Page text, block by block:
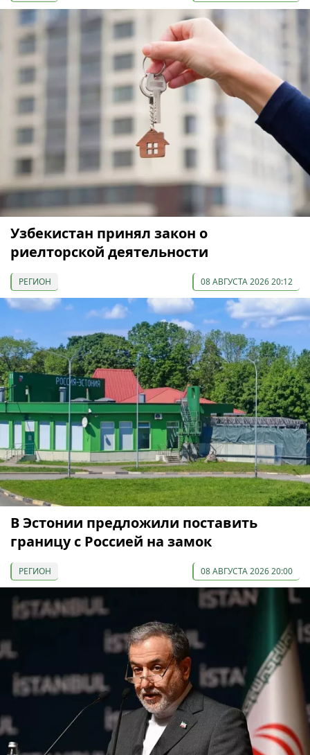
Узбекистан принял закон о
риелторской деятельности
РЕГИОН 08 АВГУСТА 2026 20:12
В Эстонии предложили поставить
границу с Россией на замок
РЕГИОН 08 АВГУСТА 2026 20:00